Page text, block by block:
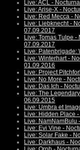
Live: ACL -
Live: Arise-X -
Live: Red Mecca -
Live: Liebknecht -
07.09.2017
Live: Tomas Tulpe
07.09.2017
Live: Patenbrigade:
Live: Winterhart -
01.09.2016
Live: Project
Live: No More -
Live: Das Ich -
Live: The
06.09.2015
Live: Umbra et
Live: Hidden Place
Live: NamNamBulu
Live: Evi Vine -
Live: Solar Fake -
Live: Darkhaus -